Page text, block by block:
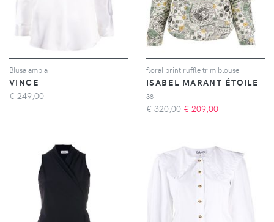
Blusa ampia
VINCE
€ 249,00
floral print ruffle trim blouse
ISABEL MARANT ÉTOILE
38
€ 320,00 € 209,00